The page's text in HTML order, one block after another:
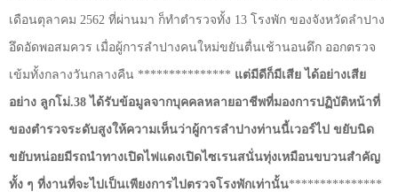
เดือนตุลาคม 2562 ที่ผ่านมา ก็ทำตำรวจทั้ง 13 โรงพัก ของจังหวัดลำปาง
อึดอัดพอสมควร เมื่อผู้การลำปางคนใหม่ขยันตื่นเช้านอนดึก ออกตรวจ
เข้มทั้งกลางวันกลางคืน *************** แต่มีดีก็มีเสีย ได้อย่างเสีย
อย่าง ลูกโม่.38 ได้รับข้อมูลจากบุคคลหลายอาชีพที่มองการปฏิบัติหน้าที่
ของตำรวจระดับสูงให้ความเห็นว่าผู้การลำปางท่านนี้เวอร์ไป ขยับนิด
ขยับหน่อยมีรถนำทางเปิดไฟแดงเปิดไซเรนสนั่นทุ่งเหมือนขบวนสำคัญ
ทั้ง ๆ ที่งานที่จะไปเป็นเพียงการไปตรวจโรงพักเท่านั้น***************